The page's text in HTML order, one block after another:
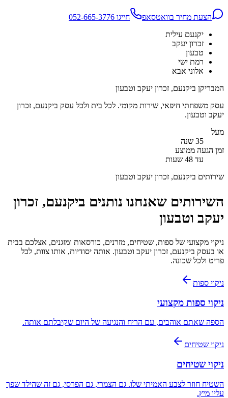
הצעת מחיר בוואטסאפ
חייגו 052-665-3776
יקנעם עילית
זכרון יעקב
טבעון
רמת ישי
אלוני אבא
המבריקן ביקנעם, זכרון יעקב וטבעון
עסק משפחתי חיפאי, שירות מקומי. לכל בית ולכל עסק ביקנעם, זכרון
יעקב וטבעון.
מעל
35 שנה
זמן הגעה ממוצע
עד 48 שעות
שירותים ביקנעם, זכרון יעקב וטבעון
השירותים שאנחנו נותנים ביקנעם, זכרון
יעקב וטבעון
ניקוי מקצועי של ספות, שטיחים, מזרנים, כורסאות ומזגנים, אצלכם בבית
או בעסק ביקנעם, זכרון יעקב וטבעון. אותה יסודיות, אותו צוות, לכל
פריט ולכל שכונה.
ניקוי ספות
ניקוי ספות מקצועי
הספה שאתם אוהבים, עם הריח והנגיעה של היום שקיבלתם אותה.
ניקוי שטיחים
ניקוי שטיחים
השטיח חוזר לצבע האמיתי שלו. גם הצמרי, גם הפרסי, גם זה שהילד שפך
עליו מיץ.